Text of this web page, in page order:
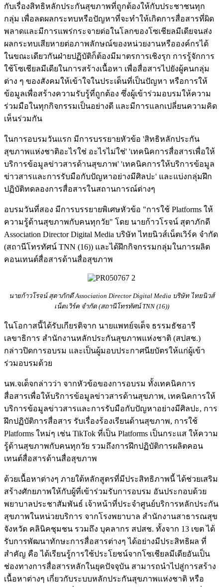
กับเรื่องสิทธิหลักประกันสุขภาพที่ถูกต้องให้กับประชาชนทุก
กลุ่ม เพื่อลดผลกระทบหรือปัญหาที่จะทำให้เกิดการสื่อสารที่ผิด
พลาดและมีการแพร่กระจายต่อในโลกของโซเชียลมีเดียจนส่ง
ผลกระทบเสียหายต่อภาพลักษณ์ของหน่วยงานหรือองค์กรได้
ในขณะเดียวกันฝ่ายปฏิบัติก็ต้องมีมาตรการเชิงรุก การรู้จักการ
ใช้โซเชียลมีเดียในการสร้างเนื้อหา เพื่อสื่อสารไปยังผู้คนกลุ่ม
ต่าง ๆ ของสังคมให้เข้าใจในประเด็นที่เป็นปัญหา หรือการให้
ข้อมูลเพื่อสร้างความรับรู้ที่ถูกต้อง ซึ่งผู้เข้าร่วมอบรมให้ความ
ร่วมมือในทุกกิจกรรมเป็นอย่างดี และมีการแลกเปลี่ยนความคิด
เห็นร่วมกัน
ในการอบรมวันแรก มีการบรรยายหัวข้อ 'สิทธิหลักประกัน
สุขภาพแห่งชาติอะไรใช่ อะไรไม่ใช่' 'เทคนิคการสื่อสารเพื่อให้
บริการข้อมูลข่าวสารด้านสุขภาพ' 'เทคนิคการให้บริการข้อมูล
ข่าวสารและการรับมือกับปัญหาอย่างมีศิลปะ' และแบ่งกลุ่มฝึก
ปฏิบัติทดลองการสื่อสารในสถานการณ์ต่างๆ
อบรมวันที่สอง มีการบรรยายพิเศษหัวข้อ "การใช้ Platforms ให้
ความรู้ด้านสุขภาพกับคนทุกวัย" โดย นายก้าวโรจน์ สุตาภักดี
Association Director Digital Media บริษัท ไทยนิวส์เน็ตเวิร์ค จำกัด
(สถานีโทรทัศน์ TNN (16)) และได้ฝึกกิจกรรมกลุ่มในการผลิต
คอนเทนต์สื่อสารด้านสื่อสุขภาพ
นายก้าวโรจน์ สุตาภักดี Association Director Digital Media บริษัท ไทยนิวส์
เน็ตเวิร์ค จำกัด (สถานีโทรทัศน์ TNN (16))
ในโอกาสนี้ได้รับเกียรติจาก นายแพทย์จเด็จ ธรรมธัชอารี
เลขาธิการ สำนักงานหลักประกันสุขภาพแห่งชาติ (สปสช.)
กล่าวปิดการอบรม และเป็นผู้มอบประกาศนียบัตรให้แก่ผู้เข้า
ร่วมอบรมด้วย
นพ.จเด็จกล่าวว่า จากหัวข้อของการอบรม ทั้งเทคนิคการ
สื่อสารเพื่อให้บริการข้อมูลข่าวสารด้านสุขภาพ, เทคนิคการให้
บริการข้อมูลข่าวสารและการรับมือกับปัญหาอย่างมีศิลปะ, การ
ฝึกปฏิบัติการสื่อสาร รับเรื่องร้องเรียนด้านสุขภาพ, การใช้
Platforms ใหม่ๆ เช่น TikTok ที่เป็น Platforms เป็นกระแส ให้ความ
รู้ด้านสุขภาพกับคนทุกวัย รวมถึงการฝึกปฏิบัติการผลิตคอน
เทนต์สื่อสารด้านสื่อสุขภาพ
ด้วยเนื้อหาต่างๆ ภายใต้หลักสูตรที่มีประสิทธิภาพนี้ ได้ช่วยเสริม
สร้างศักยภาพให้กับผู้ที่เข้าร่วมรับการอบรม อันประกอบด้วย
พยาบาลประชาสัมพันธ์ เจ้าหน้าที่ประจำศูนย์บริการหลักประกัน
สุขภาพในหน่วยบริการ จากโรงพยาบาล สำนักงานสาธารณสุข
จังหวัด คลินิคชุมชน รวมถึง บุคลากร สปสช. ทั้งจาก 13 เขต ได้
รับการพัฒนาทักษะการสื่อสารต่างๆ ได้อย่างมีประสิทธิผล ที่
สำคัญ คือ ได้เรียนรู้การใช้ประโยชน์จากโซเชียลมีเดียอันเป็น
ช่องทางการสื่อสารหลักในยุคปัจจุบัน สามารถนำไปสู่การสร้าง
เนื้อหาต่างๆ เกี่ยวกับระบบหลักประกันสุขภาพแห่งชาติ หรือ